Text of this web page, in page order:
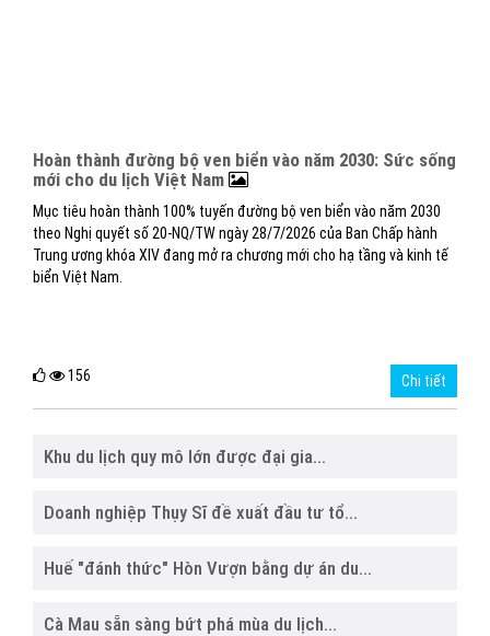
Hoàn thành đường bộ ven biển vào năm 2030: Sức sống
mới cho du lịch Việt Nam
Mục tiêu hoàn thành 100% tuyến đường bộ ven biển vào năm 2030
theo Nghị quyết số 20-NQ/TW ngày 28/7/2026 của Ban Chấp hành
Trung ương khóa XIV đang mở ra chương mới cho hạ tầng và kinh tế
biển Việt Nam.
156 Chi tiết
Khu du lịch quy mô lớn được đại gia...
Doanh nghiệp Thụy Sĩ đề xuất đầu tư tổ...
Huế "đánh thức" Hòn Vượn bằng dự án du...
Cà Mau sẵn sàng bứt phá mùa du lịch...